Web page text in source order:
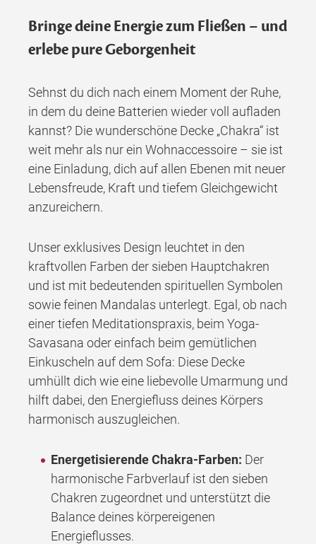
Bringe deine Energie zum Fließen – und
erlebe pure Geborgenheit
Sehnst du dich nach einem Moment der Ruhe,
in dem du deine Batterien wieder voll aufladen
kannst? Die wunderschöne Decke „Chakra“ ist
weit mehr als nur ein Wohnaccessoire – sie ist
eine Einladung, dich auf allen Ebenen mit neuer
Lebensfreude, Kraft und tiefem Gleichgewicht
anzureichern.
Unser exklusives Design leuchtet in den
kraftvollen Farben der sieben Hauptchakren
und ist mit bedeutenden spirituellen Symbolen
sowie feinen Mandalas unterlegt. Egal, ob nach
einer tiefen Meditationspraxis, beim Yoga-
Savasana oder einfach beim gemütlichen
Einkuscheln auf dem Sofa: Diese Decke
umhüllt dich wie eine liebevolle Umarmung und
hilft dabei, den Energiefluss deines Körpers
harmonisch auszugleichen.
Energetisierende Chakra-Farben: Der
harmonische Farbverlauf ist den sieben
Chakren zugeordnet und unterstützt die
Balance deines körpereigenen
Energieflusses.